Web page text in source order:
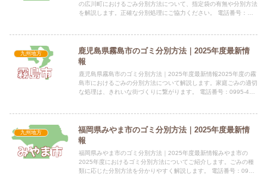
の広川町におけるごみ分別方法について、指定袋の有無や分別方法
を解説します。正確な分別処理にご協力ください。 電話番号：
九州地方
鹿児島県霧島市のゴミ分別方法｜2025年度最新情
報
鹿児島県霧島市のゴミ分別方法｜2025年度最新情報2025年度の霧
島市におけるごみの分別方法について解説します。家庭ごみの適切
な処理は、きれいな街づくりに繋がります。 電話番号：0995-45-
九州地方
福岡県みやま市のゴミ分別方法｜2025年度最新情
報
福岡県みやま市のゴミ分別方法｜2025年度最新情報みやま市の
2025年度におけるゴミ分別方法についてご紹介します。ごみの種
類に応じた分別方法を分かりやすく解説します。 電話番号：0944-